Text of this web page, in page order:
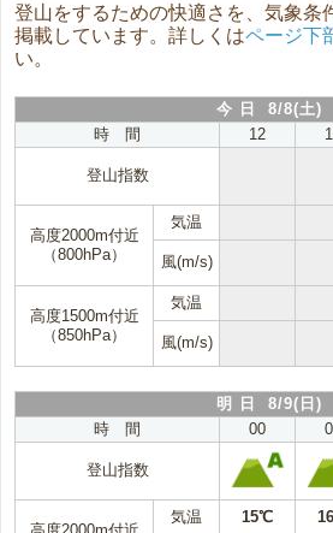
登山をするための快適さを、気象条
掲載しています。詳しくはページ下
い。
今 日 8/8(土)
時 間
12
登山指数
高度2000m付近
（800hPa）
気温
風(m/s)
高度1500m付近
（850hPa）
気温
風(m/s)
明 日 8/9(日)
時 間
00
登山指数
気温 15℃